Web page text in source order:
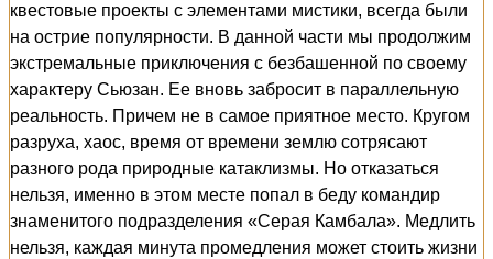
квестовые проекты с элементами мистики, всегда были
на острие популярности. В данной части мы продолжим
экстремальные приключения с безбашенной по своему
характеру Сьюзан. Ее вновь забросит в параллельную
реальность. Причем не в самое приятное место. Кругом
разруха, хаос, время от времени землю сотрясают
разного рода природные катаклизмы. Но отказаться
нельзя, именно в этом месте попал в беду командир
знаменитого подразделения «Серая Камбала». Медлить
нельзя, каждая минута промедления может стоить жизни